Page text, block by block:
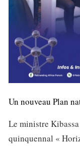
Un nouveau Plan
Le ministre
quinquennal «